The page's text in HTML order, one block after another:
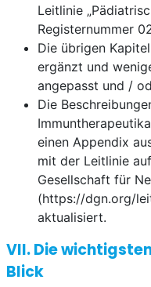
Leitlinie
Registernummer
Die übrigen
ergänzt und
angepasst und /
Die
einen Appendix
mit der Leitlinie
Gesellschaft für
(https://dgn.org/
aktualisiert.
VII. Die
Blick